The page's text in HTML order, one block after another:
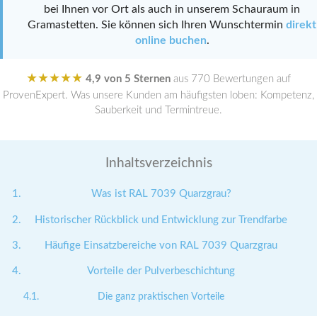
bei Ihnen vor Ort als auch in unserem Schauraum in
Gramastetten. Sie können sich Ihren Wunschtermin direkt
online buchen.
★★★★★ 4,9 von 5 Sternen aus 770 Bewertungen auf
ProvenExpert. Was unsere Kunden am häufigsten loben: Kompetenz,
Sauberkeit und Termintreue.
Inhaltsverzeichnis
Was ist RAL 7039 Quarzgrau?
Historischer Rückblick und Entwicklung zur Trendfarbe
Häufige Einsatzbereiche von RAL 7039 Quarzgrau
Vorteile der Pulverbeschichtung
Die ganz praktischen Vorteile